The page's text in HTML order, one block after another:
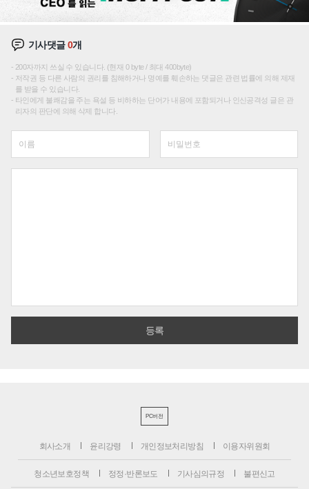
기사댓글0개
200자까지 쓰실 수 있습니다. (현재 0 byte / 최대 400byte)
저작권 등 다른 사람의 권리를 침해하거나 명예를 훼손하는 댓글은 관련 법률에 의해 제재
를 받을 수 있습니다.
타인에게 불쾌감을 주는 욕설 등 비하하는 단어가 내용에 포함되거나 인신공격성 글은 관
리자의 판단에 의해 삭제 합니다.
PC버전
회사소개 윤리강령 개인정보처리방침 이용자위원회
청소년보호정책 정정·반론보도 기사심의규정 불편신고